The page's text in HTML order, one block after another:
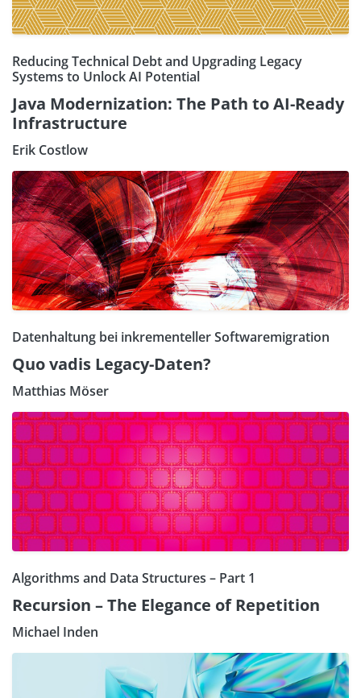
Reducing Technical Debt and Upgrading Legacy
Systems to Unlock AI Potential
Java Modernization: The Path to AI-Ready
Infrastructure
Erik Costlow
Datenhaltung bei inkrementeller Softwaremigration
Quo vadis Legacy-Daten?
Matthias Möser
Algorithms and Data Structures – Part 1
Recursion – The Elegance of Repetition
Michael Inden